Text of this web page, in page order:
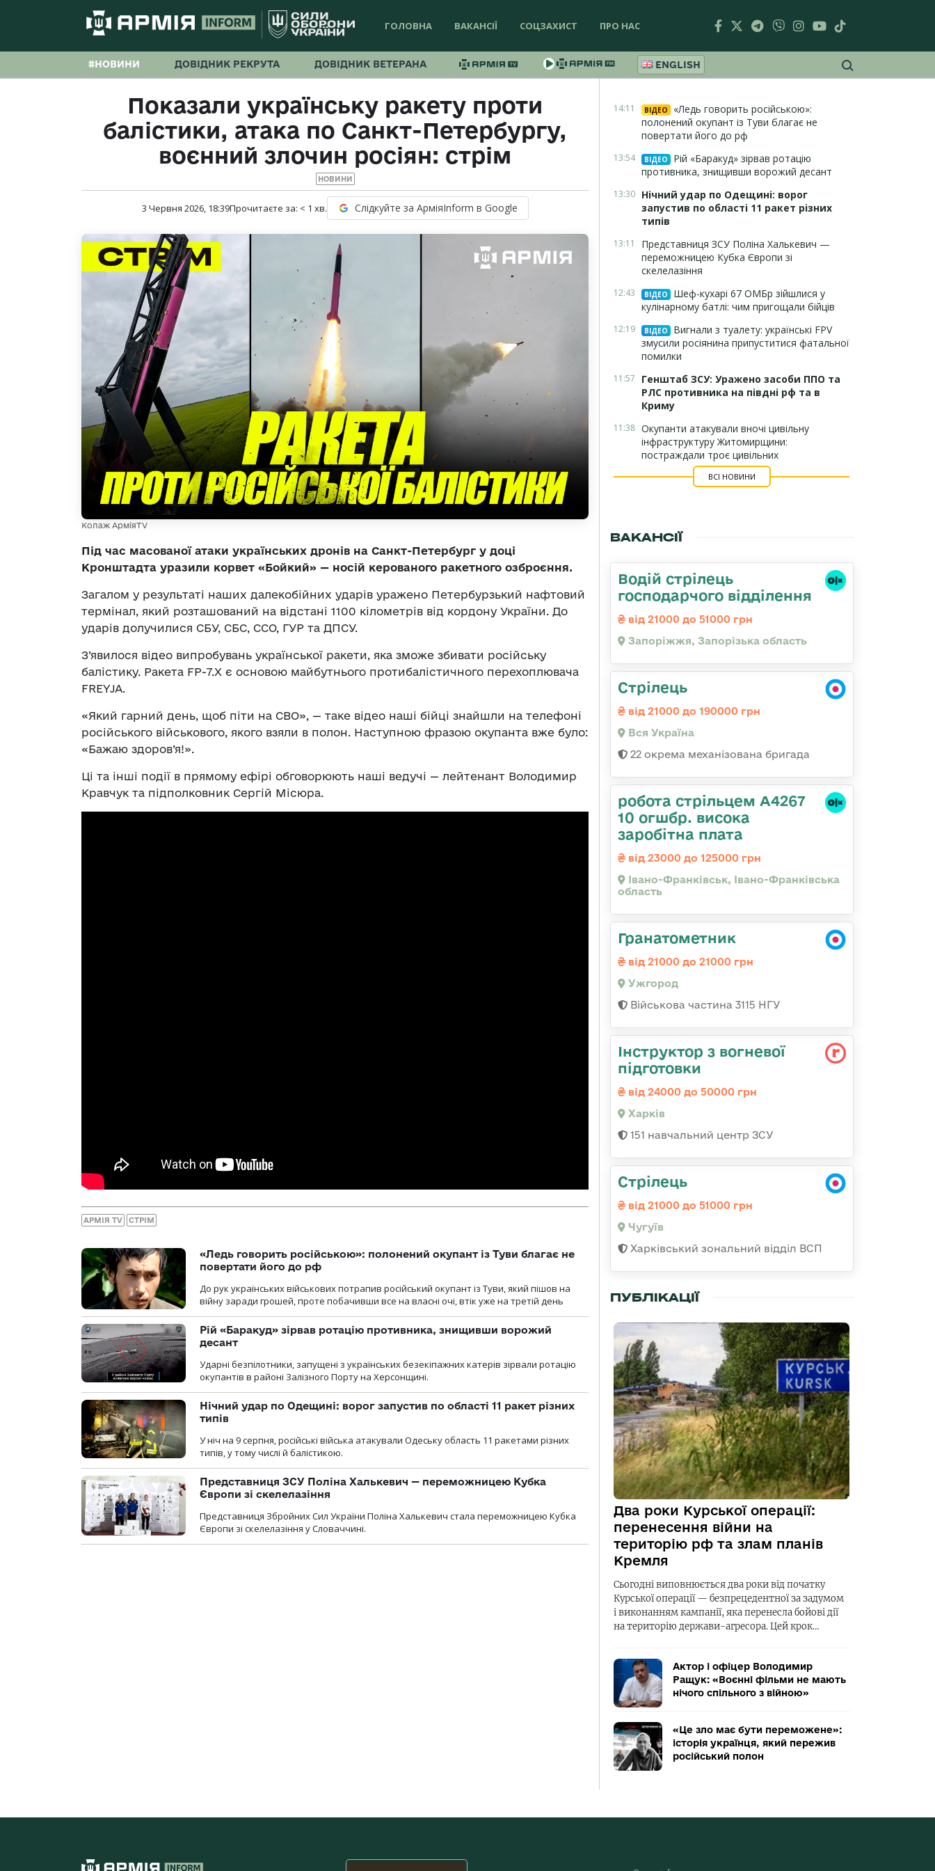
ГОЛОВНА ВАКАНСІЇ СОЦЗАХИСТ ПРО НАС
#НОВИНИ ДОВІДНИК РЕКРУТА ДОВІДНИК ВЕТЕРАНА ENGLISH
Показали українську ракету проти
балістики, атака по Санкт-Петербургу,
воєнний злочин росіян: стрім
НОВИНИ
3 Червня 2026, 18:39Прочитаєте за: < 1 хв. Слідкуйте за АрміяInform в Google
Колаж АрміяTV
Під час масованої атаки українських дронів на Санкт-Петербург у доці
Кронштадта уразили корвет «Бойкий» — носій керованого ракетного озброєння.
Загалом у результаті наших далекобійних ударів уражено Петербурзький нафтовий
термінал, який розташований на відстані 1100 кілометрів від кордону України. До
ударів долучилися СБУ, СБС, ССО, ГУР та ДПСУ.
З’явилося відео випробувань української ракети, яка зможе збивати російську
балістику. Ракета FP-7.X є основою майбутнього протибалістичного перехоплювача
FREYJA.
«Який гарний день, щоб піти на СВО», — таке відео наші бійці знайшли на телефоні
російського військового, якого взяли в полон. Наступною фразою окупанта вже було:
«Бажаю здоров’я!».
Ці та інші події в прямому ефірі обговорюють наші ведучі — лейтенант Володимир
Кравчук та підполковник Сергій Місюра.
АРМІЯ TV СТРІМ
«Ледь говорить російською»: полонений окупант із Туви благає не
повертати його до рф
До рук українських військових потрапив російський окупант із Туви, який пішов на
війну заради грошей, проте побачивши все на власні очі, втік уже на третій день
Рій «Баракуд» зірвав ротацію противника, знищивши ворожий
десант
Ударні безпілотники, запущені з українських безекіпажних катерів зірвали ротацію
окупантів в районі Залізного Порту на Херсонщині.
Нічний удар по Одещині: ворог запустив по області 11 ракет різних
типів
У ніч на 9 серпня, російські війська атакували Одеську область 11 ракетами різних
типів, у тому числі й балістикою.
Представниця ЗСУ Поліна Халькевич — переможницею Кубка
Європи зі скелелазіння
Представниця Збройних Сил України Поліна Халькевич стала переможницею Кубка
Європи зі скелелазіння у Словаччині.
14:11 ВІДЕО
«Ледь говорить російською»:
полонений окупант із Туви благає не
повертати його до рф
13:54 ВІДЕО
Рій «Баракуд» зірвав ротацію
противника, знищивши ворожий десант
13:30 Нічний удар по Одещині: ворог
запустив по області 11 ракет різних
типів
13:11
Представниця ЗСУ Поліна Халькевич —
переможницею Кубка Європи зі
скелелазіння
12:43 ВІДЕО
Шеф-кухарі 67 ОМБр зійшлися у
кулінарному батлі: чим пригощали бійців
12:19 ВІДЕО
Вигнали з туалету: українські FPV
змусили росіянина припуститися фатальної
помилки
11:57
Генштаб ЗСУ: Уражено засоби ППО та
РЛС противника на півдні рф та в
Криму
11:38 Окупанти атакували вночі цивільну
інфраструктуру Житомирщини:
постраждали троє цивільних
ВСІ НОВИНИ
ВАКАНСІЇ
Водій стрілець
господарчого відділення
від 21000 до 51000 грн
Запоріжжя, Запорізька область
Стрілець
від 21000 до 190000 грн
Вся Україна
22 окрема механізована бригада
робота стрільцем А4267
10 огшбр. висока
заробітна плата
від 23000 до 125000 грн
Івано-Франківськ, Івано-Франківська
область
Гранатометник
від 21000 до 21000 грн
Ужгород
Військова частина 3115 НГУ
Інструктор з вогневої
підготовки
від 24000 до 50000 грн
Харків
151 навчальний центр ЗСУ
Стрілець
від 21000 до 51000 грн
Чугуїв
Харківський зональний відділ ВСП
ПУБЛІКАЦІЇ
Два роки Курської операції:
перенесення війни на
територію рф та злам планів
Кремля
Сьогодні виповнюється два роки від початку
Курської операції — безпрецедентної за задумом
і виконанням кампанії, яка перенесла бойові дії
на територію держави-агресора. Цей крок…
Актор і офіцер Володимир
Ращук: «Воєнні фільми не мають
нічого спільного з війною»
«Це зло має бути переможене»:
історія українця, який пережив
російський полон